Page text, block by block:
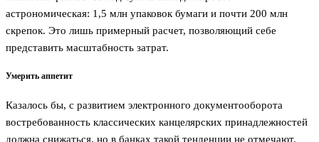
астрономическая: 1,5 млн упаковок бумаги и почти 200 млн
скрепок. Это лишь примерный расчет, позволяющий себе
представить масштабность затрат.
Умерить аппетит
Казалось бы, с развитием электронного документооборота
востребованность классических канцелярских принадлежностей
должна снижаться, но в банках такой тенденции не отмечают.